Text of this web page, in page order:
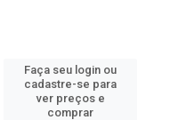
Faça seu login ou
cadastre-se para
ver preços e
comprar